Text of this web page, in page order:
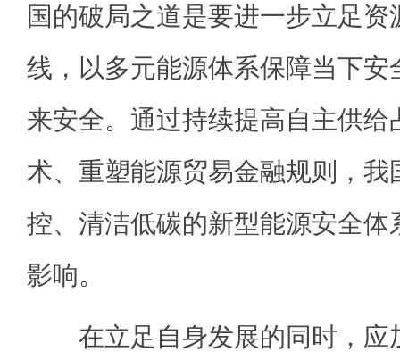
国的破局之道是要进一步立足
线，以多元能源体系保障当下安
来安全。通过持续提高自主供给
术、重塑能源贸易金融规则，我
控、清洁低碳的新型能源安全体
影响。
在立足自身发展的同时，应